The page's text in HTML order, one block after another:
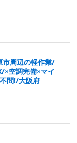
市周辺の軽作業/
×空調完備×マイ
問!/大阪府